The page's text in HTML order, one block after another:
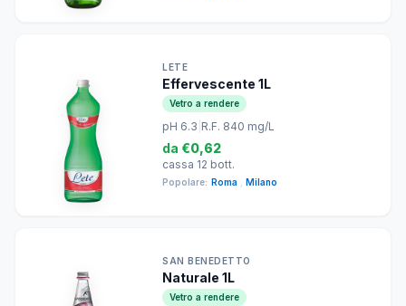
LETE
Effervescente 1L
Vetro a rendere
pH 6.3 R.F. 840 mg/L
da €0,62
cassa 12 bott.
Popolare: Roma Milano
SAN BENEDETTO
Naturale 1L
Vetro a rendere